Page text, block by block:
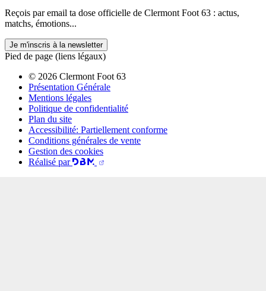
Reçois par email ta dose officielle de Clermont Foot 63 : actus,
matchs, émotions...
Je m'inscris à la newsletter
Pied de page (liens légaux)
© 2026 Clermont Foot 63
Présentation Générale
Mentions légales
Politique de confidentialité
Plan du site
Accessibilité: Partiellement conforme
Conditions générales de vente
Gestion des cookies
Réalisé par